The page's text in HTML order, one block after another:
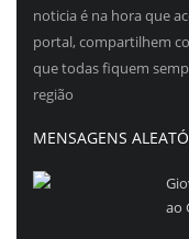
noticia é na hora que
portal, compartilhem
que todas fiquem
região
MENSAGENS
ao